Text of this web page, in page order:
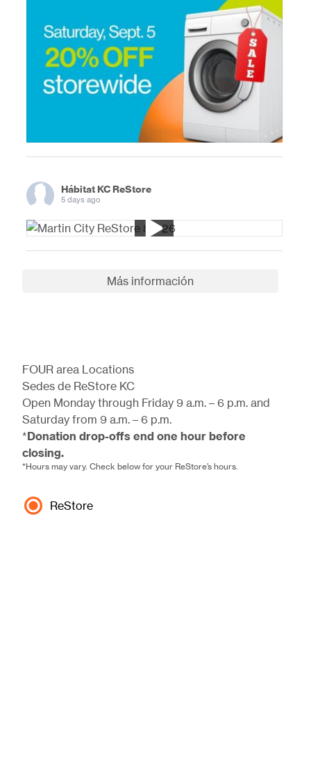
Hábitat KC ReStore
5 days ago
Más información
FOUR area Locations
Sedes de ReStore KC
Open Monday through Friday 9 a.m. – 6 p.m. and
Saturday from 9 a.m. – 6 p.m.
*Donation drop-offs end one hour before
closing.
*Hours may vary. Check below for your ReStore’s hours.
ReStore